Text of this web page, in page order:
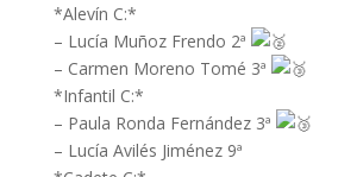
*Alevín C:*
– Lucía Muñoz Frendo 2ª
– Carmen Moreno Tomé 3ª
*Infantil C:*
– Paula Ronda Fernández 3ª
– Lucía Avilés Jiménez 9ª